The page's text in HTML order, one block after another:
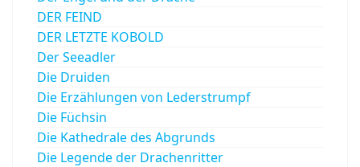
DER FEIND
DER LETZTE KOBOLD
Der Seeadler
Die Druiden
Die Erzählungen von Lederstrumpf
Die Füchsin
Die Kathedrale des Abgrunds
Die Legende der Drachenritter